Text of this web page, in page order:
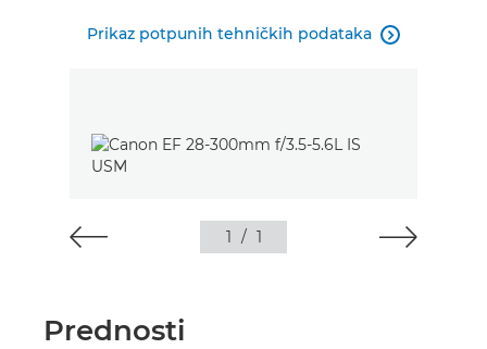
Prikaz potpunih tehničkih podataka 
1 / 1
Prednosti